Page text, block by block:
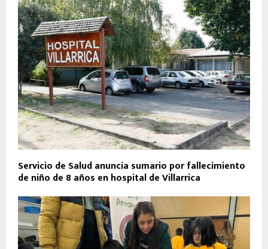
Servicio de Salud anuncia sumario por fallecimiento
de niño de 8 años en hospital de Villarrica